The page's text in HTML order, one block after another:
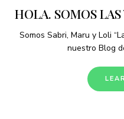
HOLA. SOMOS
Somos Sabri, Maru y Loli
nuestro Blog